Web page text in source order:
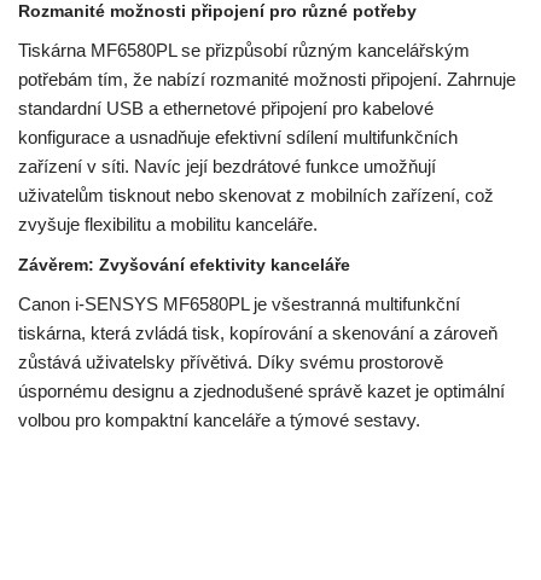
Rozmanité možnosti připojení pro různé potřeby
Tiskárna MF6580PL se přizpůsobí různým kancelářským
potřebám tím, že nabízí rozmanité možnosti připojení. Zahrnuje
standardní USB a ethernetové připojení pro kabelové
konfigurace a usnadňuje efektivní sdílení multifunkčních
zařízení v síti. Navíc její bezdrátové funkce umožňují
uživatelům tisknout nebo skenovat z mobilních zařízení, což
zvyšuje flexibilitu a mobilitu kanceláře.
Závěrem: Zvyšování efektivity kanceláře
Canon i-SENSYS MF6580PL je všestranná multifunkční
tiskárna, která zvládá tisk, kopírování a skenování a zároveň
zůstává uživatelsky přívětivá. Díky svému prostorově
úspornému designu a zjednodušené správě kazet je optimální
volbou pro kompaktní kanceláře a týmové sestavy.